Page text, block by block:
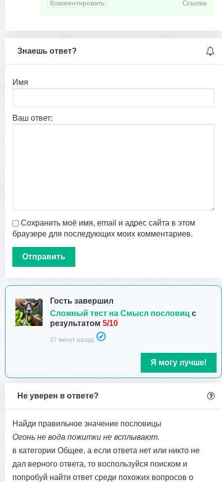
Комментировать Ссылка
Знаешь ответ?
Имя
Ваш ответ:
Сохранить моё имя, email и адрес сайта в этом
браузере для последующих моих комментариев.
Гость завершил
Сложный тест на Смысл пословиц с
результатом 5/10
17 минут назад
Я могу лучше!
Не уверен в ответе?
Найди правильное значение пословицы
Огонь не вода пожитки не всплывают.
в категории Общее, а если ответа нет или никто не
дал верного ответа, то воспользуйся поиском и
попробуй найти ответ среди похожих вопросов о